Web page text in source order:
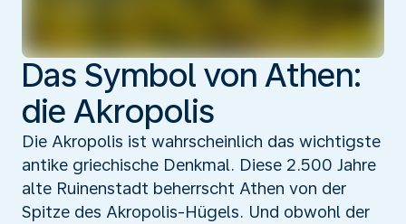
Das Symbol von Athen:
die Akropolis
Die Akropolis ist wahrscheinlich das wichtigste
antike griechische Denkmal. Diese 2.500 Jahre
alte Ruinenstadt beherrscht Athen von der
Spitze des Akropolis-Hügels. Und obwohl der